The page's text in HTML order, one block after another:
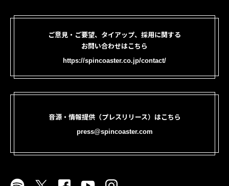
ご意見・ご要望、タイアップ、採用に関する
お問い合わせはこちら
https://spincoaster.co.jp/contact/
音源・情報提供（プレスリリース）はこちら
press@spincoaster.com